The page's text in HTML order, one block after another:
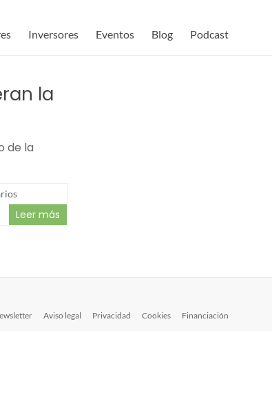
Inversores Eventos Blog Podcast
la
de la
Leer más
Aviso legal Privacidad Cookies Financiación